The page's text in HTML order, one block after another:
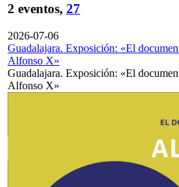
2 eventos, 27
2026-07-06
Guadalajara. Exposición: «El
Alfonso X»
Guadalajara. Exposición: «El
Alfonso X»